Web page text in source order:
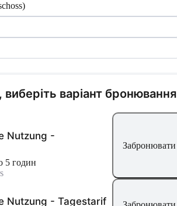
виберіть варіант бронювання
Nutzung -
5 годин
Забронювати
Nutzung - Tagestarif